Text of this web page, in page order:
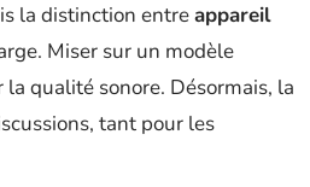
la distinction entreappareil
Miser sur un modèle
qualité sonore. Désormais, la
tant pour les